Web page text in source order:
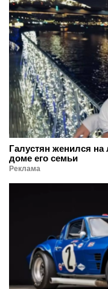
Галустян женился
доме его семьи
Реклама